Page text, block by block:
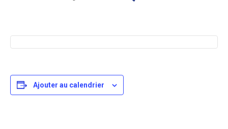
Ajouter au calendrier